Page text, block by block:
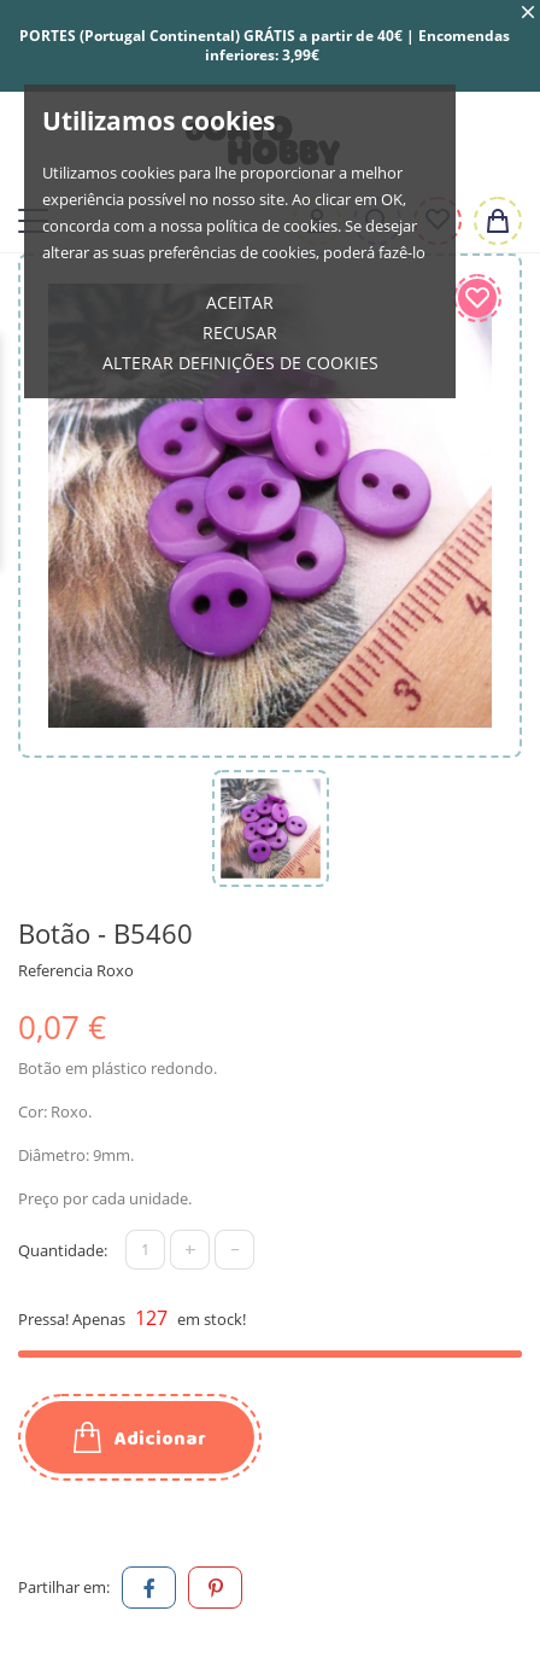
Utilizamos cookies
Utilizamos cookies para lhe proporcionar a melhor
experiência possível no nosso site. Ao clicar em OK,
concorda com a nossa política de cookies. Se desejar
alterar as suas preferências de cookies, poderá fazê-lo
ACEITAR
RECUSAR
ALTERAR DEFINIÇÕES DE COOKIES
PORTES (Portugal Continental) GRÁTIS a partir de 40€ | Encomendas
inferiores: 3,99€
Botão - B5460
Referencia Roxo
0,07 €
Botão em plástico redondo.
Cor: Roxo.
Diâmetro: 9mm.
Preço por cada unidade.
Quantidade: + -
Pressa! Apenas 127 em stock!
Adicionar
Partilhar em: